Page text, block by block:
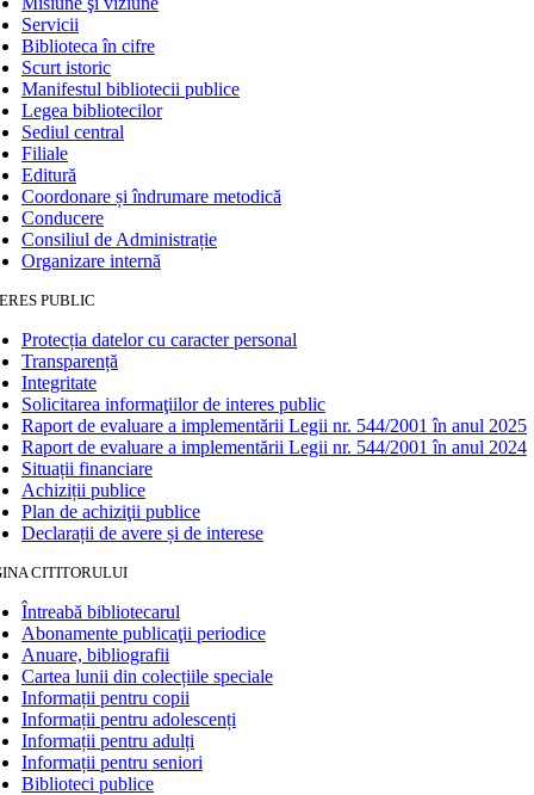
Servicii
Biblioteca în cifre
Scurt istoric
Manifestul bibliotecii publice
Legea bibliotecilor
Sediul central
Filiale
Editură
Coordonare și îndrumare metodică
Conducere
Consiliul de Administrație
Organizare internă
PUBLIC
Protecția datelor cu caracter personal
Transparență
Integritate
Solicitarea informaţiilor de interes public
Raport de evaluare a implementării Legii nr. 544/2001 în anul 2025
Raport de evaluare a implementării Legii nr. 544/2001 în anul 2024
Situații financiare
Achiziții publice
Plan de achiziţii publice
Declarații de avere și de interese
CITITORULUI
Întreabă bibliotecarul
Abonamente publicaţii periodice
Anuare, bibliografii
Cartea lunii din colecțiile speciale
Informații pentru copii
Informații pentru adolescenți
Informații pentru adulți
Informații pentru seniori
Biblioteci publice